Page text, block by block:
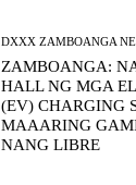
DXXX ZAMBOANGA
ZAMBOANGA:
HALL NG MGA
(EV) CHARGING
MAAARING
NANG LIBRE